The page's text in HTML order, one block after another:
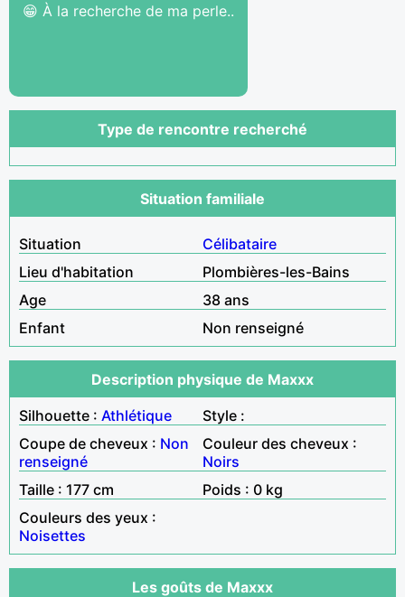
😁 À la recherche de ma perle..
Type de rencontre recherché
Situation familiale
Situation
Célibataire
Lieu d'habitation
Plombières-les-Bains
Age
38 ans
Enfant
Non renseigné
Description physique de Maxxx
Silhouette : Athlétique
Style :
Coupe de cheveux : Non
renseigné
Couleur des cheveux :
Noirs
Taille : 177 cm
Poids : 0 kg
Couleurs des yeux :
Noisettes
Les goûts de Maxxx